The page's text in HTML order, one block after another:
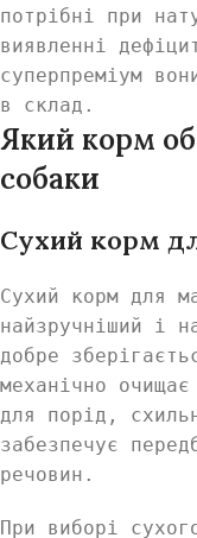
потрібні при
виявленні
суперпреміум
в склад.
Який корм
собаки
Сухий корм
Сухий корм для
найзручніший і
добре
механічно
для порід,
забезпечує
речовин.
При виборі